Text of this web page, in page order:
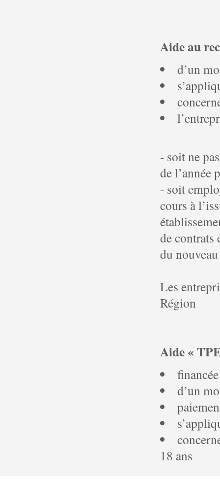
Aide au
d’un
- soit ne
de l’année
- soit
cours à
de contrats
du
Les
Région
Aide «
d’un
18 ans